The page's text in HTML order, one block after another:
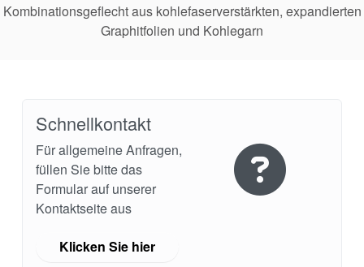
Kombinationsgeflecht aus kohlefaserverstärkten, expandierten
Graphitfolien und Kohlegarn
Schnellkontakt
Für allgemeine Anfragen,
füllen Sie bitte das
Formular auf unserer
Kontaktseite aus
Klicken Sie hier